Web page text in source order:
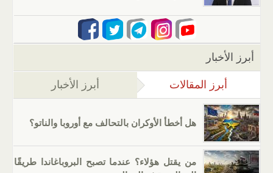
أبرز الأخبار
أبرز المقالات (علامة التبويب النشطة)
أبرز الأخبار
هل أخطأ الأوكران بالتحالف مع أوروبا والناتو؟
من يقتل هؤلاء؟ عندما تصبح البروباغاندا طريقًا